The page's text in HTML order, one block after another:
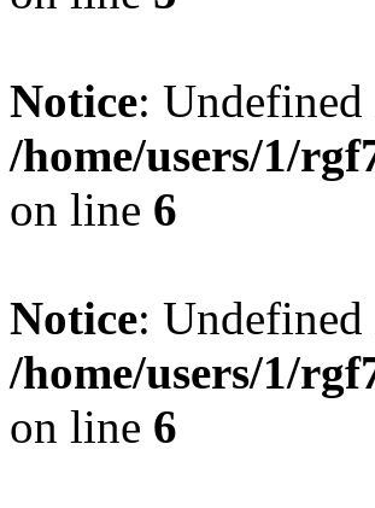
Notice:
/home/users/1/
on line 6
Notice:
/home/users/1/
on line 6